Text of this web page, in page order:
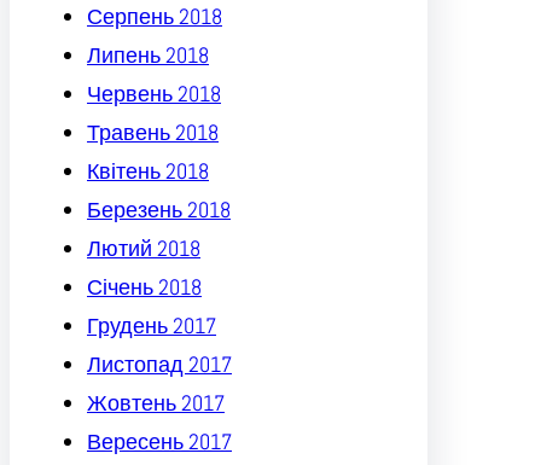
Серпень 2018
Липень 2018
Червень 2018
Травень 2018
Квітень 2018
Березень 2018
Лютий 2018
Січень 2018
Грудень 2017
Листопад 2017
Жовтень 2017
Вересень 2017